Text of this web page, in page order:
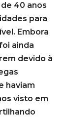
40 anos
para
Embora
ainda
devido à
haviam
visto em